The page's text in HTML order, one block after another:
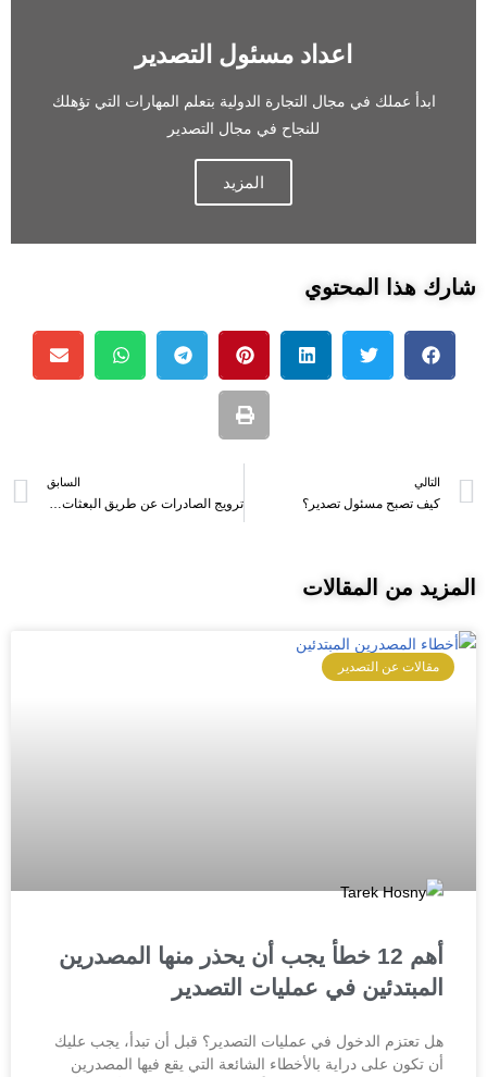
اعداد مسئول التصدير
ابدأ عملك في مجال التجارة الدولية بتعلم المهارات التي تؤهلك
للنجاح في مجال التصدير
المزيد
شارك هذا المحتوي
التالي
كيف تصبح مسئول تصدير؟
السابق
المزيد من المقالات
مقالات عن التصدير
أهم 12 خطأ يجب أن يحذر منها المصدرين
المبتدئين في عمليات التصدير
هل تعتزم الدخول في عمليات التصدير؟ قبل أن تبدأ، يجب عليك
أن تكون على دراية بالأخطاء الشائعة التي يقع فيها المصدرين